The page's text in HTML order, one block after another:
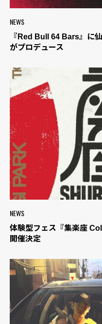
NEWS
『Red Bull 64 Bars』に
がプロデュース
NEWS
体験型フェス『集楽座
開催決定